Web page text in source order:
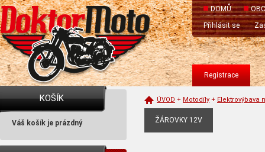
DOMŮ
Přihlásit se
Registrace
KOŠÍK
Váš košík je prázdný
ÚVOD + Motodíly + Elektrovýbava
ŽÁROVKY 12V